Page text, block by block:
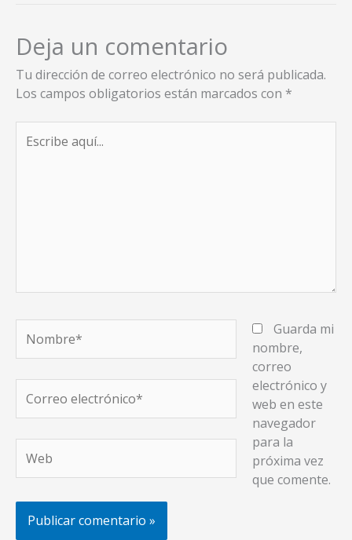
Deja un comentario
Tu dirección de correo electrónico no será publicada.
Los campos obligatorios están marcados con *
aquí...
electrónico*
Guarda mi
nombre,
correo
electrónico y
web en este
navegador
para la
próxima vez
que comente.